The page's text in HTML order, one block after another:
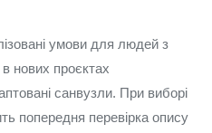
умови для людей з
нових проєктах
санвузли. При виборі
попередня перевірка опису